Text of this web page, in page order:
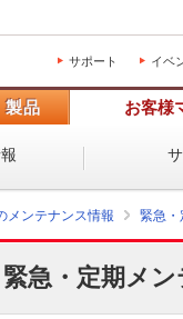
サポート イベ
製品 お客様
メンテナンス情報 緊急・
緊急・定期メ